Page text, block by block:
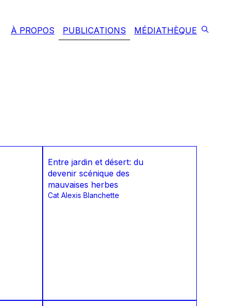
À PROPOS PUBLICATIONS MÉDIATHÈQUE
Entre jardin et désert: du
devenir scénique des
mauvaises herbes
Cat Alexis Blanchette